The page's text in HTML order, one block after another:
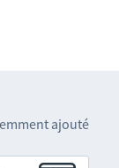
ajouté